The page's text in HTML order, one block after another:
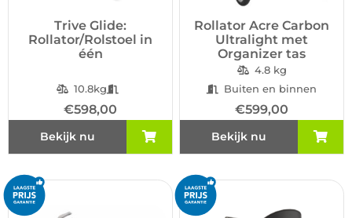
Trive Glide:
Rollator/Rolstoel in
één
10.8kg
€598,00
Bekijk nu
Rollator Acre Carbon
Ultralight met
Organizer tas
4.8 kg
Buiten en binnen
€599,00
Bekijk nu